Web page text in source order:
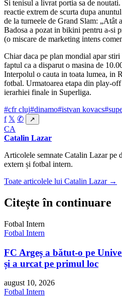
Si tenisul a livrat portia sa de
reactie extrem de scurta dupa
de la turneele de Grand Slam: „Atât
Badosa a pozat in bikini pentru a-si
(o miscare de marketing intens
Chiar daca pe plan mondial apar
faptul ca a disparut o masina de
Interpolul o cauta in toata lumea, in
fotbal. Urmatoarea etapa din play-
ierarhiei finale in Superliga.
#cfr cluj#dinamo#istvan kovacs
f 𝕏 ✆ ↗
CA
Catalin Lazar
Articolele semnate Catalin Lazar pe
extern și fotbal intern.
Toate articolele lui Catalin Lazar →
Citește în continuare
Fotbal Intern
Fotbal Intern
FC Argeș a bătut-o pe
și a urcat pe primul loc
august 10, 2026
Fotbal Intern